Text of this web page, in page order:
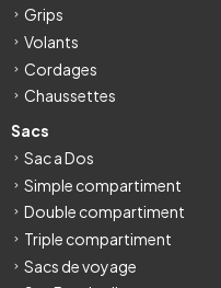
Grips
Volants
Cordages
Chaussettes
Sacs
Sac a Dos
Simple compartiment
Double compartiment
Triple compartiment
Sacs de voyage